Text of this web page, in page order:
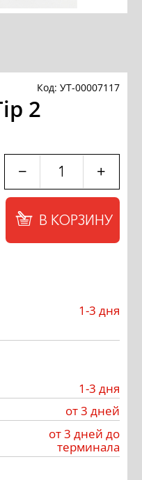
Код: УТ-00007117
2
− +
В КОРЗИНУ
1-3 дня
1-3 дня
от 3 дней
от 3 дней до
терминала